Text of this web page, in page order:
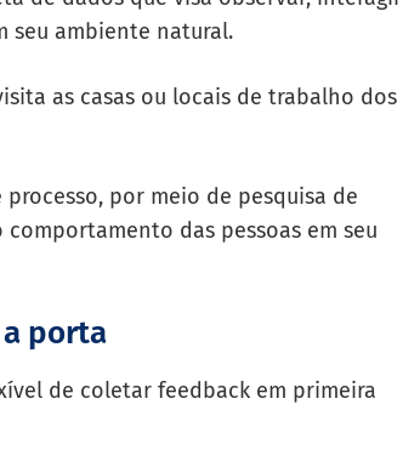
seu ambiente natural.
as casas ou locais de trabalho dos
por meio de pesquisa de
das pessoas em seu
porta
de coletar feedback em primeira